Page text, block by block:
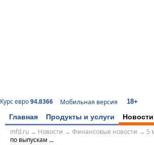
Курс евро 94.8366 Мобильная версия 18+
Главная Продукты и услуги Новости
mfd.ru→ Новости → Финансовые новости → 5
по выпускам ...